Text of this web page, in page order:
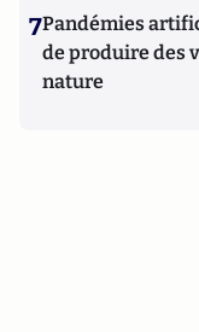
7Pandémies
de produire des
nature